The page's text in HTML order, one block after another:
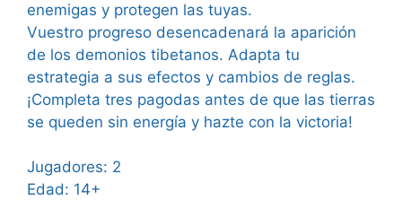
enemigas y protegen las tuyas.
Vuestro progreso desencadenará la aparición
de los demonios tibetanos. Adapta tu
estrategia a sus efectos y cambios de reglas.
¡Completa tres pagodas antes de que las tierras
se queden sin energía y hazte con la victoria!
Jugadores: 2
Edad: 14+